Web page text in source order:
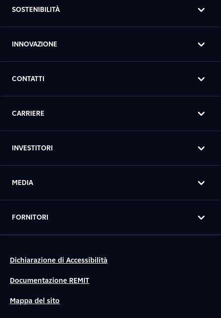
SOSTENIBILITÀ
INNOVAZIONE
CONTATTI
CARRIERE
INVESTITORI
MEDIA
FORNITORI
Dichiarazione di Accessibilità
Documentazione REMIT
Mappa del sito